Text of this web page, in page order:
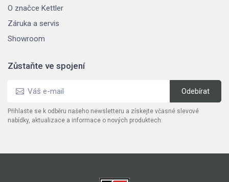
O značce Kettler
Záruka a servis
Showroom
Zůstaňte ve spojení
Přihlaste se k odběru našeho newsletteru a získejte včasné slevové
nabídky, aktualizace a informace o nových produktech.